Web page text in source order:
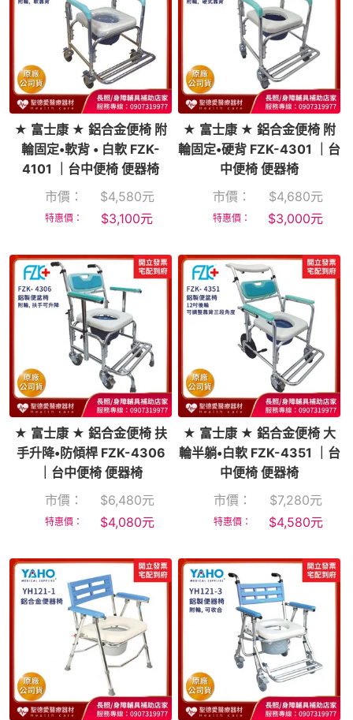
★ 富士康 ★ 鋁合金便椅 附
輪固定•軟背 • 白軟 FZK-
4101 ｜台中便椅 便器椅
市價：
$4,580元
特惠價： $3,100元
★ 富士康 ★ 鋁合金便椅 附
輪固定•硬背 FZK-4301 ｜台
中便椅 便器椅
市價：
$4,680元
特惠價： $3,000元
★ 富士康 ★ 鋁合金便椅 扶
手升降•防傾桿 FZK-4306
｜台中便椅 便器椅
市價：
$6,480元
特惠價： $4,080元
★ 富士康 ★ 鋁合金便椅 大
輪半躺•白軟 FZK-4351 ｜台
中便椅 便器椅
市價：
$7,280元
特惠價： $4,580元